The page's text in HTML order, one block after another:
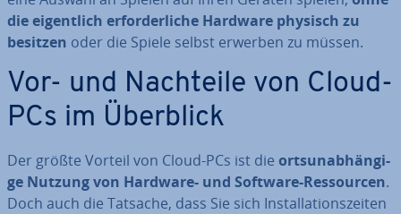
die ei­gent­lich er­for­der­li­che Hardware physisch zu
besitzen oder die Spiele selbst erwerben zu müssen.
Vor- und Nachteile von Cloud-
PCs im Überblick
Der größte Vorteil von Cloud-PCs ist die orts­un­ab­hän­gi­
ge Nutzung von Hardware- und Software-Res­sour­cen.
Doch auch die Tatsache, dass Sie sich In­stal­la­ti­ons­zei­ten